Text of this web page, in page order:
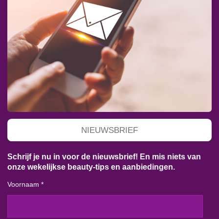
NIEUWSBRIEF
Schrijf je nu in voor de nieuwsbrief! En mis niets van
onze wekelijkse beauty-tips en aanbiedingen.
Voornaam *